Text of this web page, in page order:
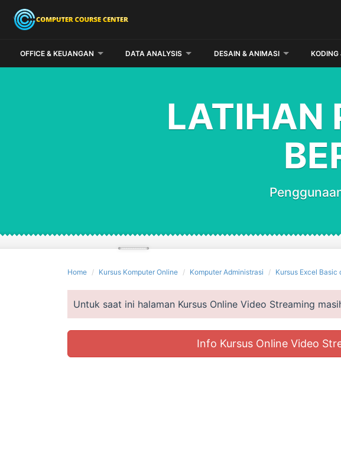
OFFICE & KEUANGAN DATA ANALYSIS DESAIN & ANIMASI KODING
LATIHAN
Home Kursus Komputer Online Komputer Administrasi Kursus Excel Basic
Untuk saat ini halaman Kursus Online Video Streaming
Info Kursus Online Video